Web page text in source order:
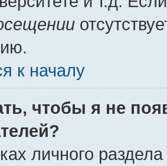
к началу
чтобы я не
личного